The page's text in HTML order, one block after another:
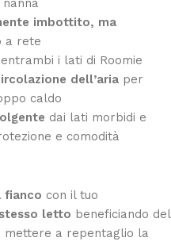
imbottito, ma
a rete
i lati di Roomie
dell’aria per
caldo
dai lati morbidi e
e comodità
fianco con il tuo
letto beneficiando del
mettere a repentaglio la